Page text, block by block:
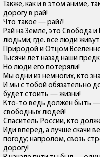
Также, как и в этом аниме,
дорогу в рай!
Что такое — рай?!
Рай на Земле, это Свобода
людьми; где. все люди
Природой и Отцом
Тысячи лет назад наши
Но люди его потеряли!
Мы одни из немногих, кто
И мы с тобой обязательно
будет стоить — жизни!
Кто-то ведь должен быть
свободных людей!
Спаситель России, кто
Иди вперёд, а лучше скачи
погоду; напролом, свозь
дорогу!